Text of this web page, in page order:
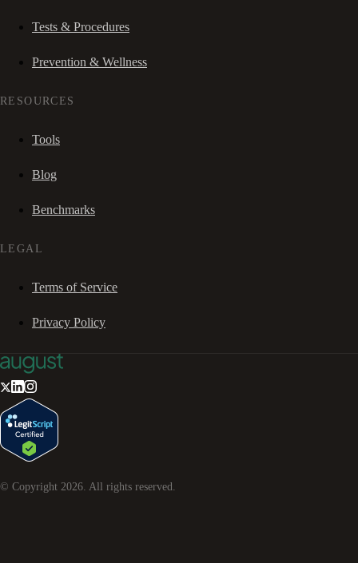
Tests & Procedures
Prevention & Wellness
RESOURCES
Tools
Blog
Benchmarks
LEGAL
Terms of Service
Privacy Policy
© Copyright 2026. All rights reserved.